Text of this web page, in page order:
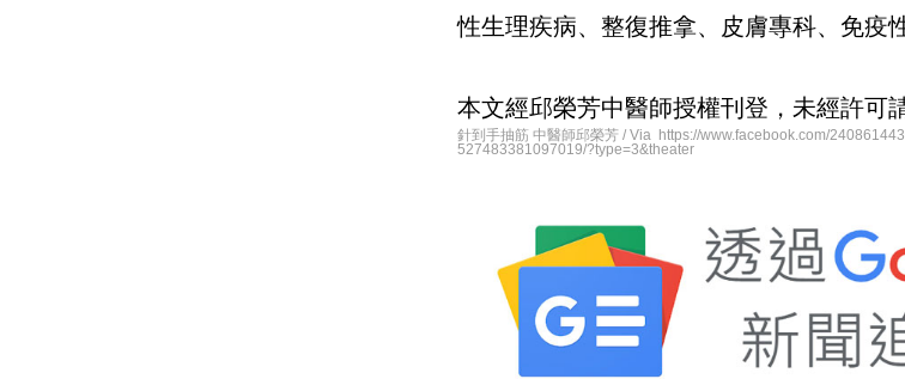
性生理疾病、整復推拿、皮膚專科、免疫
本文經邱榮芳中醫師授權刊登，未經許可
針到手抽筋 中醫師邱榮芳 / Via https://www.facebook.com/
527483381097019/?type=3&theater